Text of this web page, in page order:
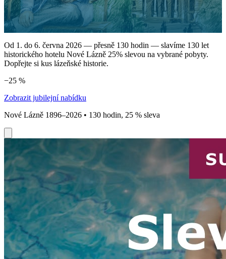
Od 1. do 6. června 2026 — přesně 130 hodin — slavíme 130 let
historického hotelu Nové Lázně 25% slevou na vybrané pobyty.
Dopřejte si kus lázeňské historie.
−25 %
Zobrazit jubilejní nabídku
Nové Lázně 1896–2026 • 130 hodin, 25 % sleva